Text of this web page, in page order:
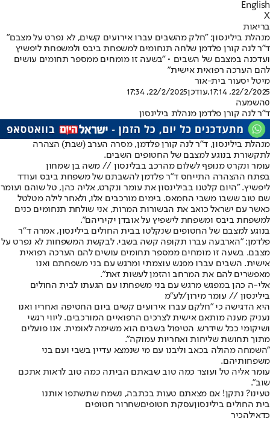
English
X
בריאות
מנהלת בילינסון: "חלק מהשבים עברו אירועים קשים, לא נפרט על מצבם"
ד"ר לנה קורן פלדמן שלחה תנחומים למשפחת ביבס ולמשפחת ליפשיץ
ועדכנה במצבם של השבים • "בשעה זו מומחים ממספר תחומים עושים
להם הערכה רפואית אישית"
מיטל יסעור בית-אור
22/2/2025, 17:14
,עודכן22/2/2025, 17:34
0השמעה
ד"ר לנה קורן פלדמן מנהלת בילינסון
מנהלת בילינסון, ד״ר לנה קורן פלדמן, מסרה הערב (שבת) הצהרה
לתקשורת בנוגע למצבם של החטופים השבים.
עומר ונקרט מנופף לשלום מהרכב בבלינסון // משה בן שמחון
בפתח ההצהרה התייחס ד"ר פלדמן להשבתם של משפחת ביבס ועודד
ליפשיץ. "היום קלטנו בבילינסון את עומר ונקרט, אליה כהן, טל שוהם ועומר
שם טוב ששבו משבי החמאס. בימים מורכבים אלו, ולאחר לילה מטלטל
כאשר עם ישראל כואב את הבשורות המרות, אני שולחת תנחומים כנים
למשפחת ביבס ומשפחת לישפיץ על אובדן יקיריהם".
בנוגע למצבם של החטופים שנקלטו בבית החולים בילינסון, אמרה ד"ר
פלדמן: "הארבעה עברו תקופה קשה בשבי. לבקשת המשפחות לא נפרט על
מצבם. בשעה זו מומחים ממספר תחומים עושים להם הערכה רפואית
אישית. השבים עברו מפגש עוצמתי ומרגש עם בני משפחתם ואנו
מאפשרים להם את המרחב והזמן לעשות זאת".
אלי-ה כהן במפגש מרגש עם בני משפחתו עם הגעתו לבית החולים
בילינסון // עומר מירון/לע"מ
היא הדגישה כי "חלקם עברו אירועים קשים ביום החטיפה ואחריו ואנו
נעניק מענה מותאם אישית לצרכים הרפואיים המורכבים. ליווי רגשי
ושיקומי ככל שידרש. הטיפול בשבים הוא משימה לאומית. אנו פועלים
מתוך תחושת שליחות ואחריות עמוקה".
"השמחה מהולה בכאב וליבנו עם מי שנמצא עדיין בשבי ועם בני
משפחותיהם.
עומר אליה טל ועוצר כמה טוב שבאתם הביתה כמה טוב לראות אתכם
שוב".
טעינו? נתקן! אם מצאתם טעות בכתבה, נשמח שתשתפו אותנו
בית החולים בילינסוןעסקת חטופיםשחרור חטופים
כדאילהכיר